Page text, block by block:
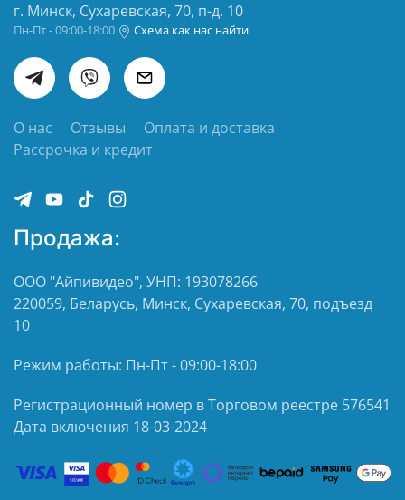
г. Минск, Сухаревская, 70, п-д. 10
Пн-Пт - 09:00-18:00 Схема как нас найти
О нас Отзывы
Оплата и доставка
Рассрочка и кредит
Продажа:
ООО "Айпивидео", УНП: 193078266
220059, Беларусь, Минск, Сухаревская, 70, подъезд
10
Режим работы: Пн-Пт - 09:00-18:00
Регистрационный номер в Торговом реестре 576541
Дата включения 18-03-2024